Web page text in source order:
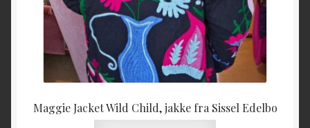
Maggie Jacket Wild Child, jakke fra Sissel Edelbo